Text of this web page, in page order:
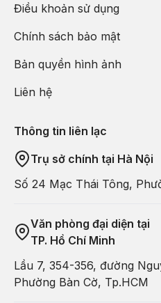
(chi tiết xem dưới mục
văn hóa ẩm thực đặc
gồm:
Cơ hội trải
ngắm Vịnh Tam Á,
tham quan chợ đêm Quả
Nghỉ đêm tại khách sạn
Điều khoản sử dụng
Chính sách bảo mật
Bản quyền hình ảnh
Liên hệ
Thông tin liên lạc
Trụ sở chính tại Hà Nội
Số 24 Mạc Thái Tông,
Văn phòng đại diện tại
TP. Hồ Chí Minh
Lầu 7, 354-356, đường
Phường Bàn Cờ, Tp.HCM